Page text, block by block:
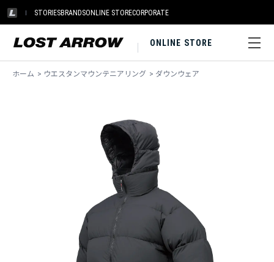
STORIESBRANDSONLINE STORECORPORATE
ONLINE STORE
ホーム > ウエスタンマウンテニアリング > ダウンウェア